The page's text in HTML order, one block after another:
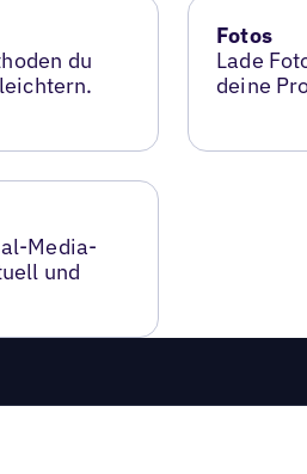
du
Fotos
Lade
deine
Media-
und